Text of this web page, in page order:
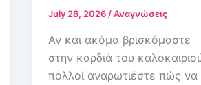
July 28, 2026 /Αναγνώσεις
Αν και ακόμα βρισκόμαστε
στην καρδιά του
πολλοί αναρωτιέστε πώς να